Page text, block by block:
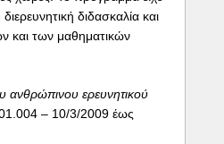
διδασκαλία και
και των μαθηματικών
ανθρώπινου ερευνητικού
– 10/3/2009 έως